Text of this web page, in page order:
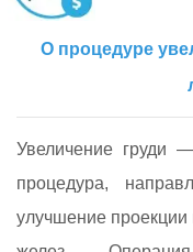
О процедуре
Увеличение груди —
процедура,
улучшение